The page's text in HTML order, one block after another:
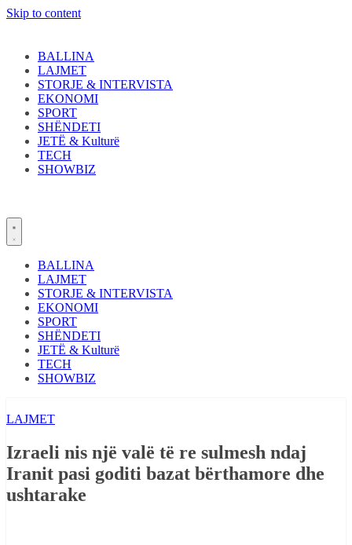
Skip to content
BALLINA
LAJMET
STORJE & INTERVISTA
EKONOMI
SPORT
SHËNDETI
JETË & Kulturë
TECH
SHOWBIZ
BALLINA
LAJMET
STORJE & INTERVISTA
EKONOMI
SPORT
SHËNDETI
JETË & Kulturë
TECH
SHOWBIZ
LAJMET
Izraeli nis një valë të re sulmesh ndaj
Iranit pasi goditi bazat bërthamore dhe
ushtarake